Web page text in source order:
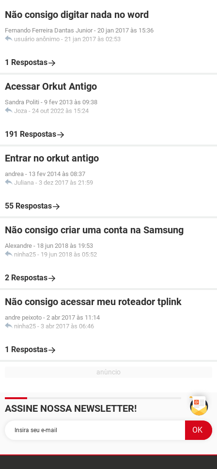
Não consigo digitar nada no word
Fernando Ferreira Dantas Junior - 20 jan 2017 às 15:36
usuário anônimo - 21 jan 2017 às 02:53
1 Respostas
Acessar Orkut Antigo
Sandra Politi - 9 fev 2013 às 09:38
Joza - 24 out 2022 às 15:24
191 Respostas
Entrar no orkut antigo
andrea - 13 fev 2014 às 08:37
Juliana - 3 dez 2017 às 21:59
55 Respostas
Não consigo criar uma conta na Samsung
Alexandre - 18 jun 2018 às 19:53
ninha25 - 19 jun 2018 às 05:52
2 Respostas
Não consigo acessar meu roteador tplink
andre peixoto - 2 abr 2017 às 11:14
ninha25 - 3 abr 2017 às 06:46
1 Respostas
ASSINE NOSSA NEWSLETTER!